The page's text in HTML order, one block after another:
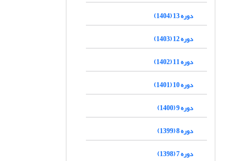
دوره 13 (1404)
دوره 12 (1403)
دوره 11 (1402)
دوره 10 (1401)
دوره 9 (1400)
دوره 8 (1399)
دوره 7 (1398)